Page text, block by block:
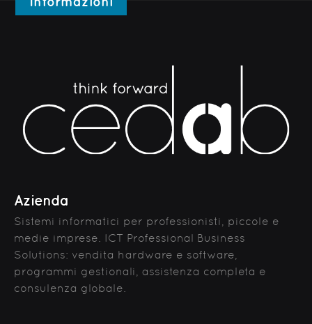
Azienda
Sistemi informatici per professionisti, piccole e
medie imprese. ICT Professional Business
Solutions: vendita hardware e software,
programmi gestionali, assistenza completa e
consulenza globale.